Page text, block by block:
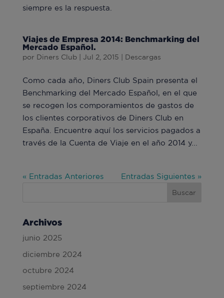
siempre es la respuesta.
Viajes de Empresa 2014: Benchmarking del
Mercado Español.
por Diners Club| Jul 2, 2015 Descargas
Como cada año, Diners Club Spain presenta el
Benchmarking del Mercado Español, en el que
se recogen los comporamientos de gastos de
los clientes corporativos de Diners Club en
España. Encuentre aquí los servicios pagados a
través de la Cuenta de Viaje en el año 2014 y...
« Entradas Anteriores Entradas Siguientes »
Archivos
junio 2025
diciembre 2024
octubre 2024
septiembre 2024